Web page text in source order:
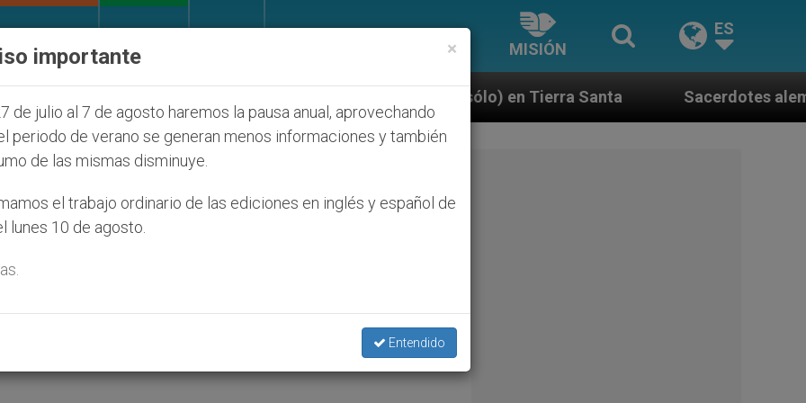
MISIÓN
ES
que afecta a cristianos (y no sólo) en Tierra Santa Sacerdotes alemanes fieles al Papa
súper ejecutivos
los problemas
×
importante
de julio al 7 de agosto haremos la pausa anual, aprovechando
periodo de verano se generan menos informaciones y también
de las mismas disminuye.
el trabajo ordinario de las ediciones en inglés y español de
lunes 10 de agosto.
Entendido